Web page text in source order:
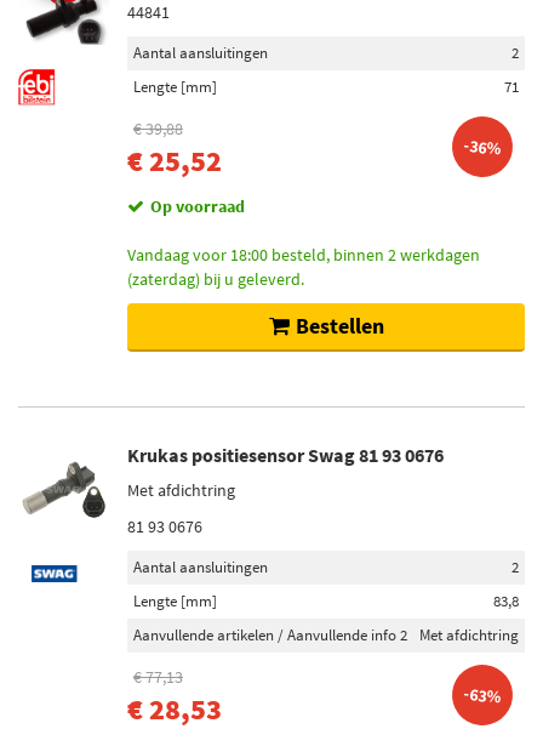
44841
Aantal aansluitingen
2
Lengte [mm]
71
€ 39,88
€ 25,52 -36%
Op voorraad
Vandaag voor 18:00 besteld, binnen 2 werkdagen
(zaterdag) bij u geleverd.
Bestellen
Krukas positiesensor Swag 81 93 0676
Met afdichtring
81 93 0676
Aantal aansluitingen
2
Lengte [mm]
83,8
Aanvullende artikelen / Aanvullende info 2
Met afdichtring
€ 77,13
€ 28,53 -63%